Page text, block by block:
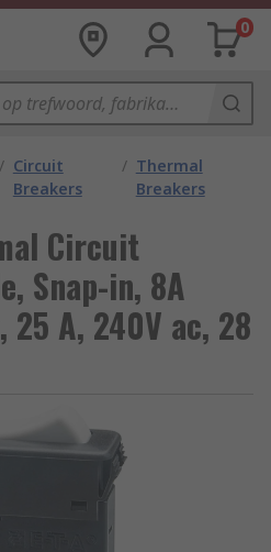
0
/ Circuit
Breakers
/ Thermal
Breakers
Circuit
Snap-in, 8A
A, 240V ac, 28